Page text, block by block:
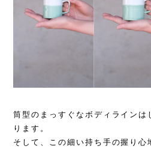
筒型のまっすぐなボディラインは
ります。
そして、この細い持ち手の握り心